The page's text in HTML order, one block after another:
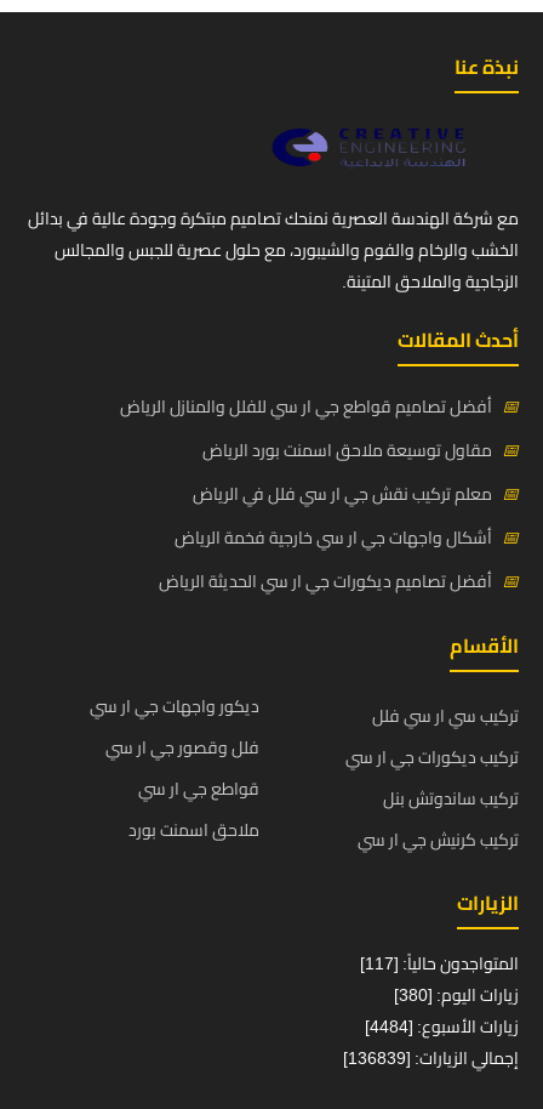
نبذة عنا
مع شركة الهندسة العصرية نمنحك تصاميم مبتكرة وجودة عالية في بدائل
الخشب والرخام والفوم والشيبورد، مع حلول عصرية للجبس والمجالس
الزجاجية والملاحق المتينة.
أحدث المقالات
📅 أفضل تصاميم قواطع جي ار سي للفلل والمنازل الرياض
📅 مقاول توسيعة ملاحق اسمنت بورد الرياض
📅 معلم تركيب نقش جي ار سي فلل في الرياض
📅 أشكال واجهات جي ار سي خارجية فخمة الرياض
📅 أفضل تصاميم ديكورات جي ار سي الحديثة الرياض
الأقسام
تركيب سي ار سي فلل
تركيب ديكورات جي ار سي
تركيب ساندوتش بنل
تركيب كرنيش جي ار سي
ديكور واجهات جي ار سي
فلل وقصور جي ار سي
قواطع جي ار سي
ملاحق اسمنت بورد
الزيارات
المتواجدون حالياً: [117]
زيارات اليوم: [380]
زيارات الأسبوع: [4484]
إجمالي الزيارات: [136839]